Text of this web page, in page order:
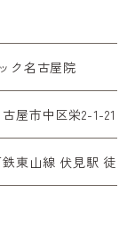
ク名古屋院
屋市中区栄2-1-21
東山線 伏見駅 徒歩